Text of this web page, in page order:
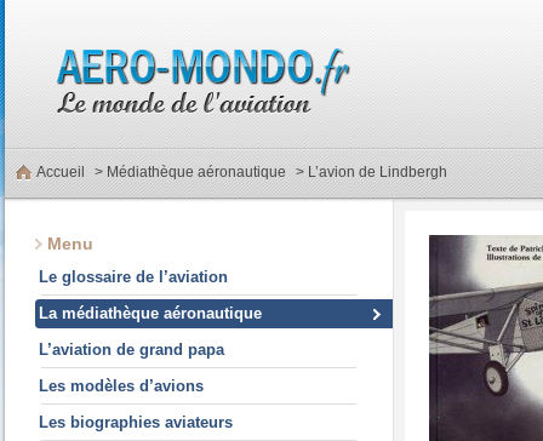
Accueil > Médiathèque aéronautique > L’avion de Lindbergh
Menu
Le glossaire de l’aviation
La médiathèque aéronautique
L’aviation de grand papa
Les modèles d’avions
Les biographies aviateurs